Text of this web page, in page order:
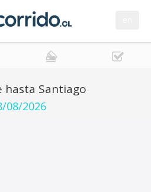
hasta Santiago
08/2026